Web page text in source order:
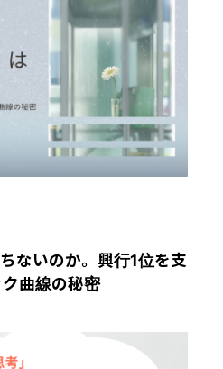
ないのか。興行1位を支
曲線の秘密